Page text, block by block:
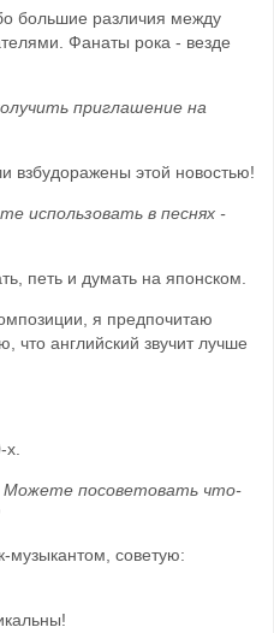
большие различия между
Фанаты рока - везде
приглашение на
взбудоражены этой новостью!
использовать в песнях -
петь и думать на японском.
я предпочитаю
что английский звучит лучше
х.
Можете посоветовать что-
музыкантом, советую: